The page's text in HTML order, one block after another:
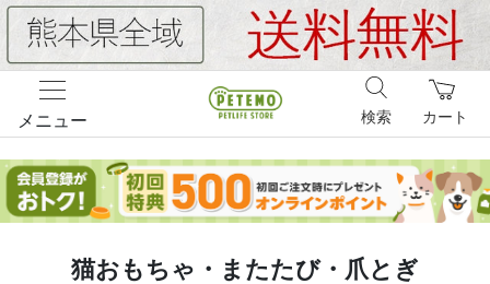
メニュー カート
検索
猫おもちゃ・またたび・爪とぎ